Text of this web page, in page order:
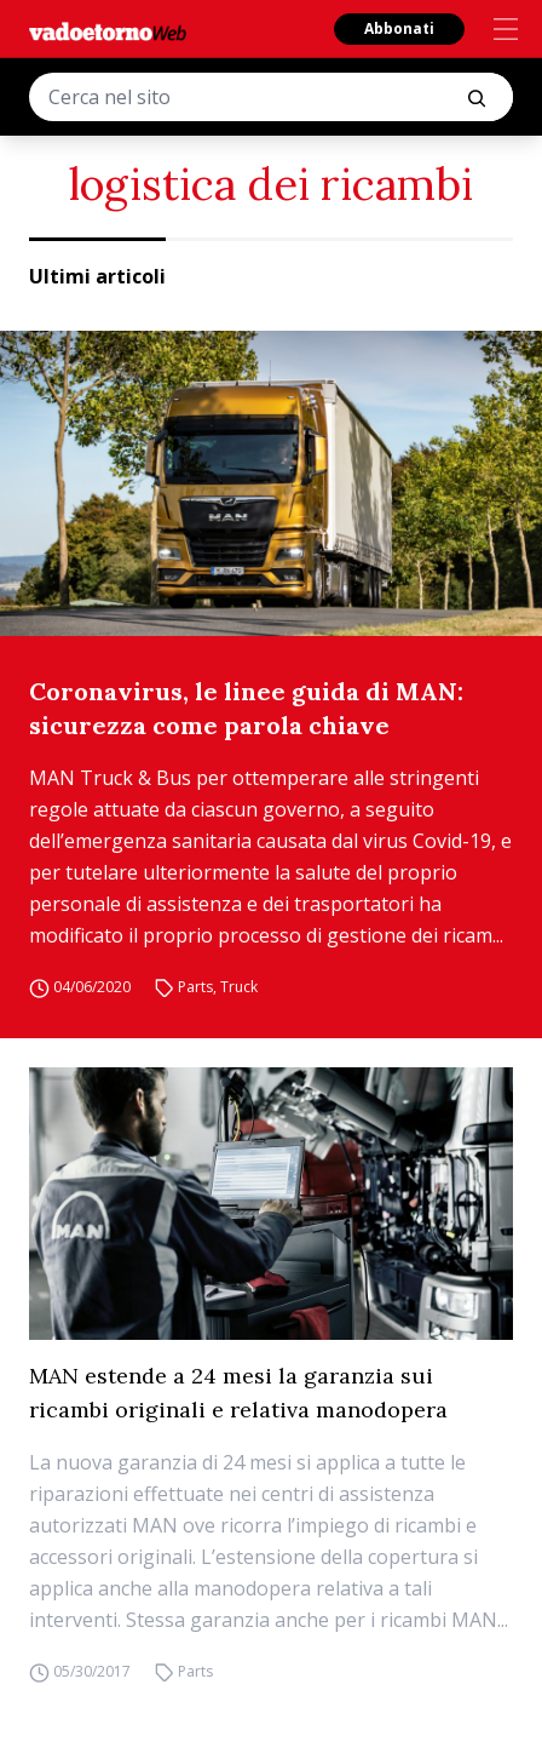
Abbonati
logistica dei ricambi
Ultimi articoli
Coronavirus, le linee guida di MAN:
sicurezza come parola chiave
MAN Truck & Bus per ottemperare alle stringenti
regole attuate da ciascun governo, a seguito
dell’emergenza sanitaria causata dal virus Covid-19, e
per tutelare ulteriormente la salute del proprio
personale di assistenza e dei trasportatori ha
modificato il proprio processo di gestione dei ricam...
04/06/2020 Parts,Truck
MAN estende a 24 mesi la garanzia sui
ricambi originali e relativa manodopera
La nuova garanzia di 24 mesi si applica a tutte le
riparazioni effettuate nei centri di assistenza
autorizzati MAN ove ricorra l’impiego di ricambi e
accessori originali. L’estensione della copertura si
applica anche alla manodopera relativa a tali
interventi. Stessa garanzia anche per i ricambi MAN...
05/30/2017 Parts